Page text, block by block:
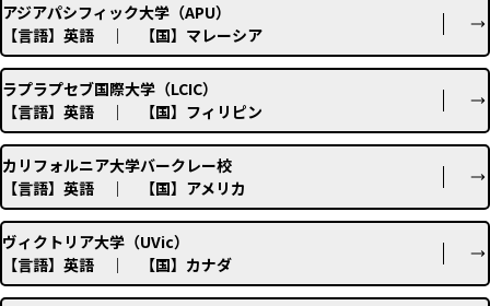
アジアパシフィック大学（APU）
【言語】英語 ｜ 【国】マレーシア
ラプラプセブ国際大学（LCIC）
【言語】英語 ｜ 【国】フィリピン
カリフォルニア大学バークレー校
【言語】英語 ｜ 【国】アメリカ
ヴィクトリア大学（UVic）
【言語】英語 ｜ 【国】カナダ